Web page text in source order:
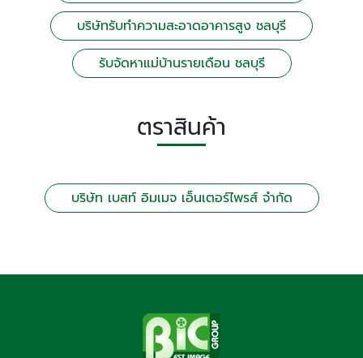
บริษัทรับทำความสะอาดอาคารสูง ชลบุรี
รับจัดหาแม่บ้านรายเดือน ชลบุรี
ตราสินค้า
บริษัท เบสท์ อิมเมจ เอ็นเตอร์ไพรส์ จำกัด